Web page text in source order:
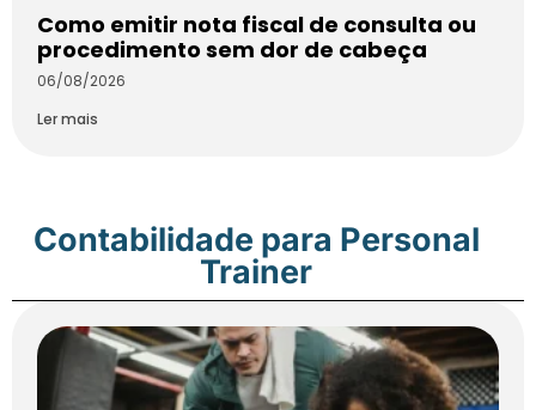
Como emitir nota fiscal de consulta ou
procedimento sem dor de cabeça
06/08/2026
Ler mais
Contabilidade para Personal
Trainer